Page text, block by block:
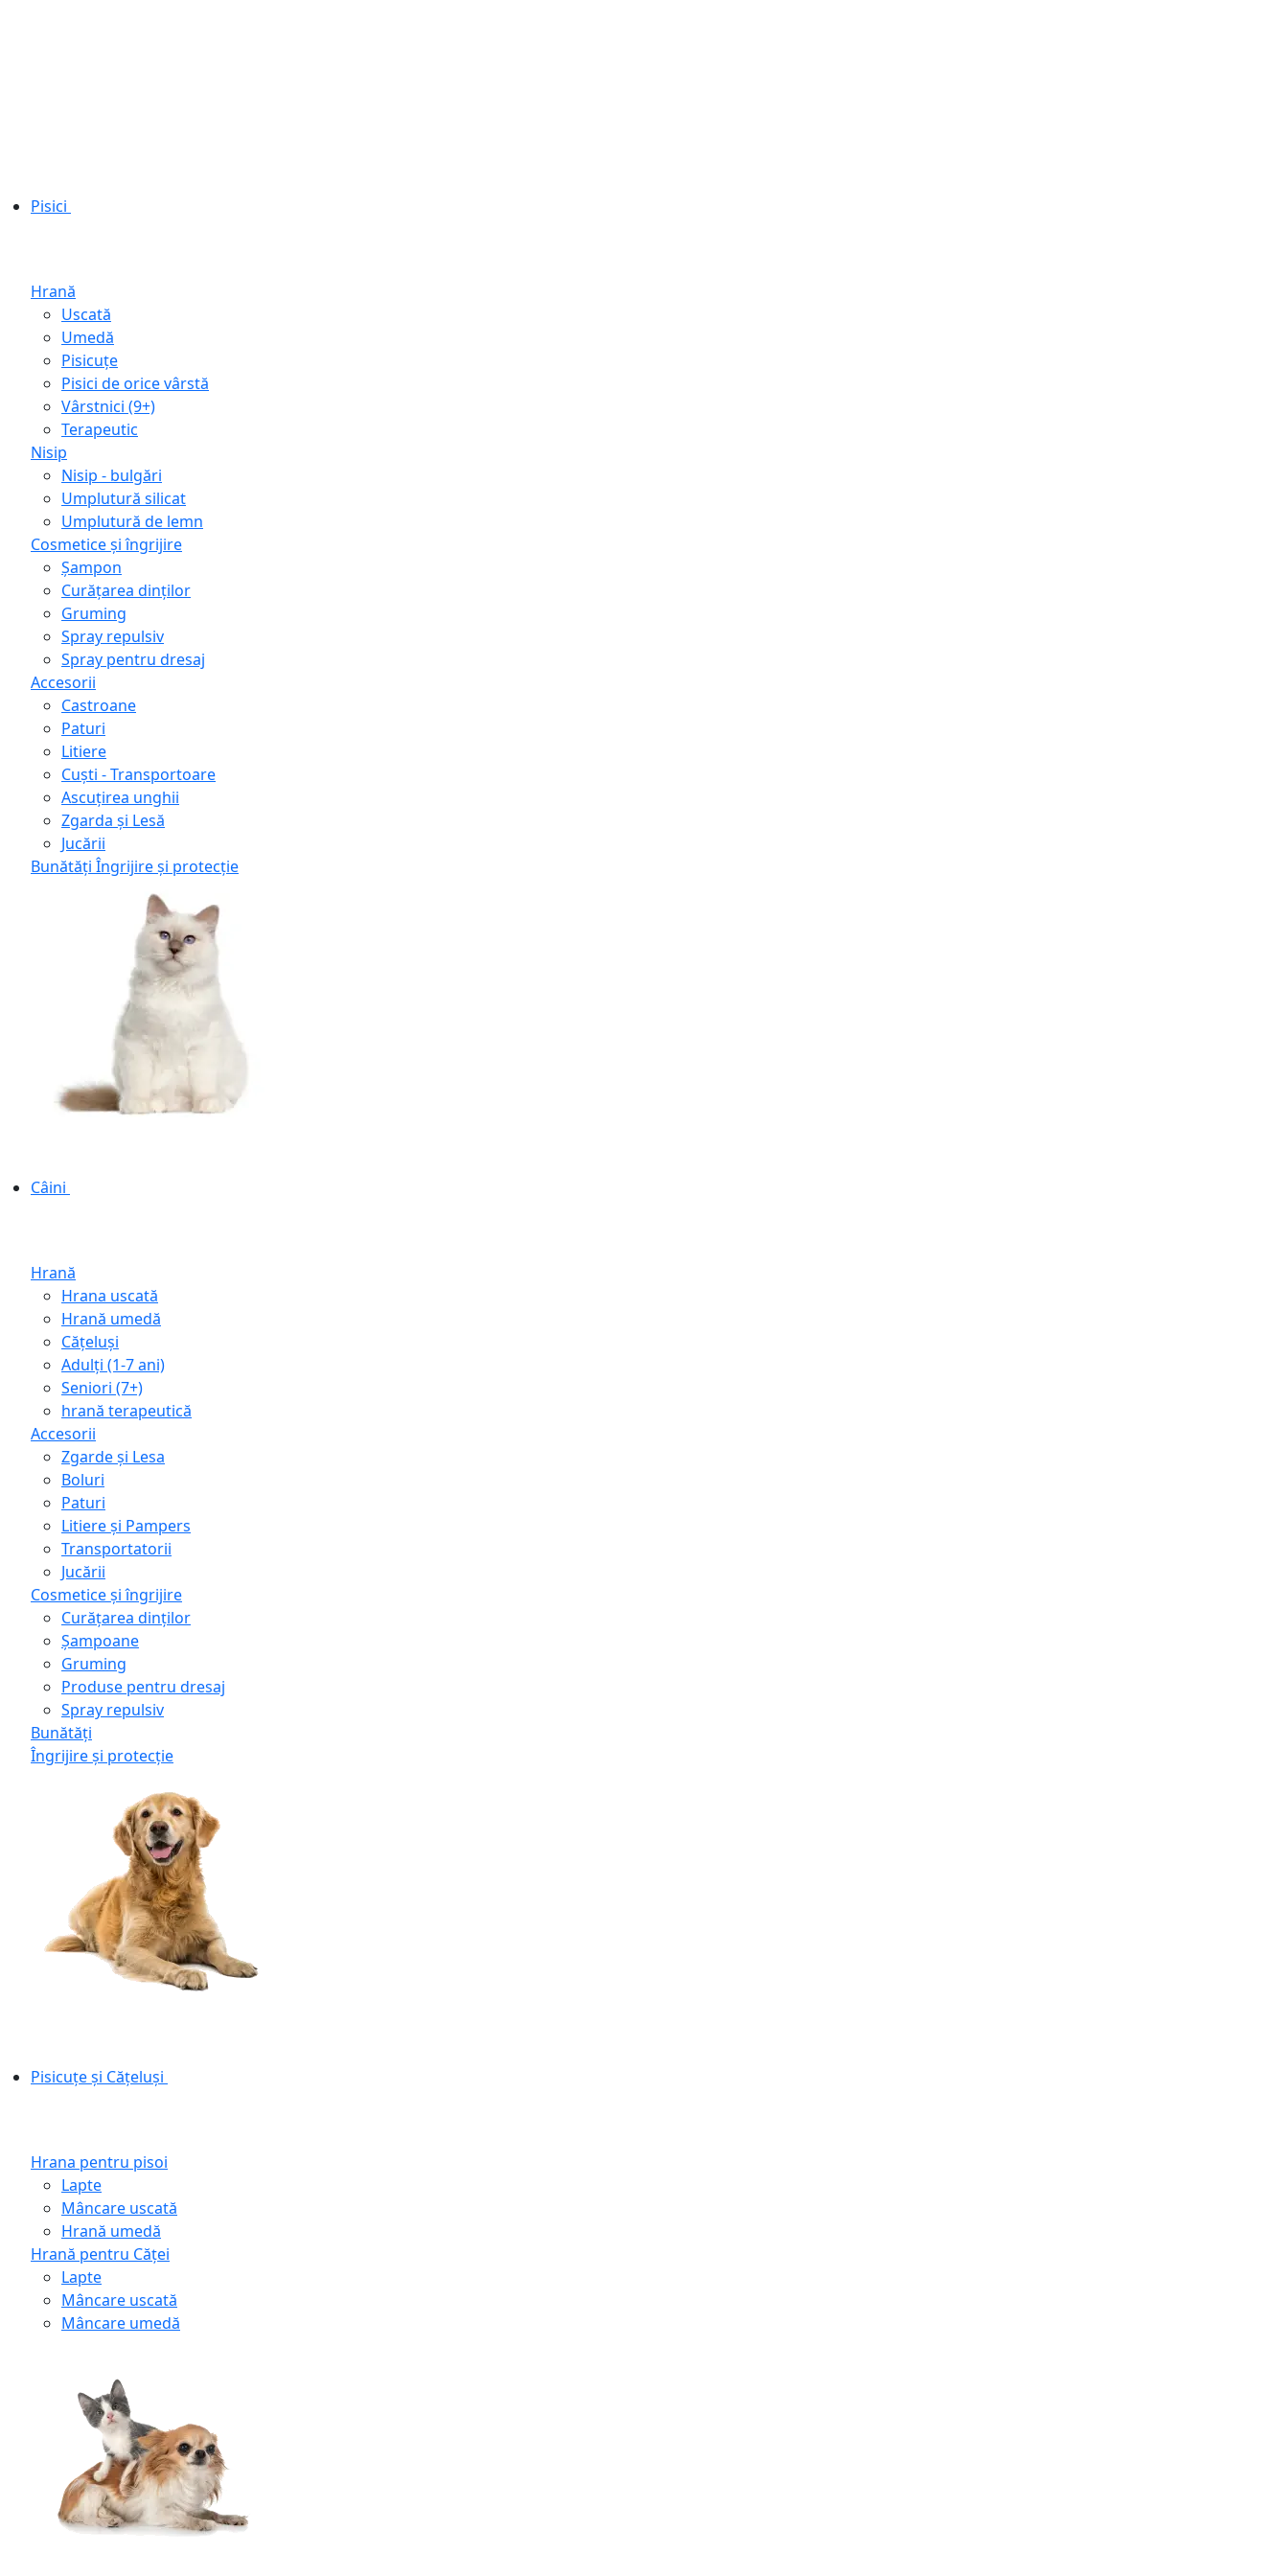
Pisici
Hrană
Uscată
Umedă
Pisicuțe
Pisici de orice vârstă
Vârstnici (9+)
Terapeutic
Nisip
Nisip - bulgări
Umplutură silicat
Umplutură de lemn
Cosmetice și îngrijire
Șampon
Curățarea dinților
Gruming
Spray repulsiv
Spray pentru dresaj
Accesorii
Castroane
Paturi
Litiere
Сuști - Transportoare
Ascuţirea unghii
Zgarda și Lesă
Jucării
Bunătăți Îngrijire și protecție
Câini
Hrană
Hrana uscată
Hrană umedă
Cățeluși
Adulți (1-7 ani)
Seniori (7+)
hrană terapeutică
Accesorii
Zgarde și Lesa
Boluri
Paturi
Litiere și Pampers
Transportatorii
Jucării
Cosmetice și îngrijire
Curățarea dinților
Șampoane
Gruming
Produse pentru dresaj
Spray repulsiv
Bunătăți
Îngrijire și protecție
Pisicuțe și Cățeluși
Hrana pentru pisoi
Lapte
Mâncare uscată
Hrană umedă
Hrană pentru Căței
Lapte
Mâncare uscată
Mâncare umedă